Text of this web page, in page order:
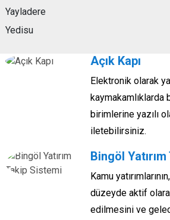
Yayladere
Yedisu
Açık Kapı
Elektronik olarak
kaymakamlıklarda
birimlerine yazılı
iletebilirsiniz.
Bingöl
Kamu
düzeyde aktif
edilmesini ve